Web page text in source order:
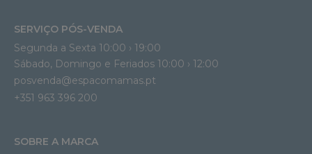
SERVIÇO PÓS-VENDA
Segunda a Sexta 10:00 › 19:00
Sábado, Domingo e Feriados 10:00 › 12:00
posvenda@espacomamas.pt
+351 963 396 200
SOBRE A MARCA